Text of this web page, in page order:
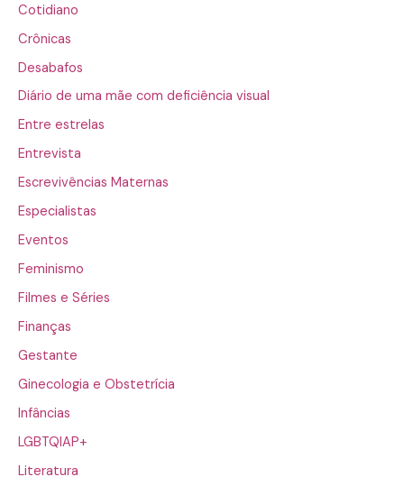
Cotidiano
Crônicas
Desabafos
Diário de uma mãe com deficiência visual
Entre estrelas
Entrevista
Escrevivências Maternas
Especialistas
Eventos
Feminismo
Filmes e Séries
Finanças
Gestante
Ginecologia e Obstetrícia
Infâncias
LGBTQIAP+
Literatura